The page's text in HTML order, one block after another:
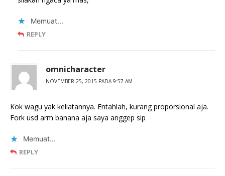
Memuat...
REPLY
omnicharacter
NOVEMBER 25, 2015 PADA 9:57 AM
Kok wagu yak keliatannya. Entahlah, kurang proporsional aja.
Fork usd arm banana aja saya anggep sip
Memuat...
REPLY